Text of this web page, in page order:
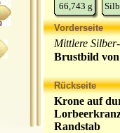
66,743 g
Vorderseite
Mittlere
Brustbild
Rückseite
Krone auf
Randstab